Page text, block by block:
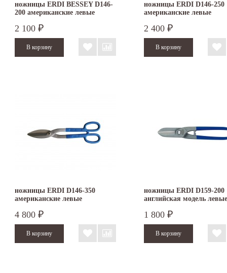
ножницы ERDI BESSEY D146-
200 американские левые
2 100 ₽
ножницы ERDI D146-250
американские левые
2 400 ₽
ножницы ERDI D146-350
американские левые
4 800 ₽
ножницы ERDI D159-200
английская модель левые
1 800 ₽